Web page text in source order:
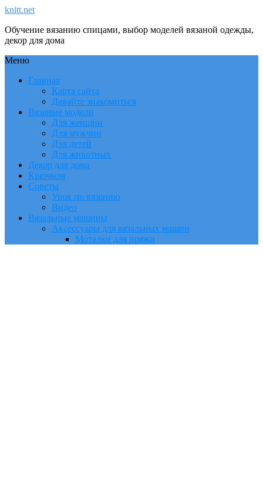
knitt.net
Обучение вязанию спицами, выбор моделей вязаной одежды,
декор для дома
Меню
Главная
Карта сайта
Давайте знакомиться
Вязаные модели
Для женщин
Для мужчин
Для детей
Для животных
Декор для дома
Крючком
Советы
Урок по вязанию
Видео
Вязальные машины
Аксессуары для вязальных машин
Моталки для пряжи